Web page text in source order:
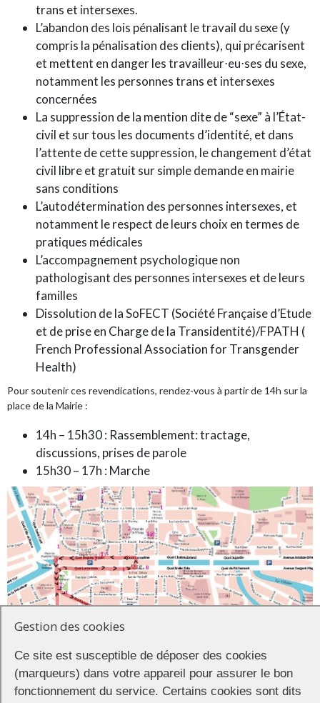
trans et intersexes.
L’abandon des lois pénalisant le travail du sexe (y
compris la pénalisation des clients), qui précarisent
et mettent en danger les travailleur⋅eu⋅ses du sexe,
notamment les personnes trans et intersexes
concernées
La suppression de la mention dite de “sexe” à l’État-
civil et sur tous les documents d’identité, ​et dans
l’attente de cette suppression, ​le changement d’état
civil libre et gratuit sur simple demande en mairie
sans conditions
L’autodétermination des personnes intersexes, et
notamment le respect de leurs choix en termes de
pratiques médicales
L’accompagnement psychologique non
pathologisant des personnes intersexes et de leurs
familles
Dissolution de la SoFECT (Société Française d’Etude
et de prise en Charge de la Transidentité)/FPATH (​
French Professional Association for Transgender
Health)
Pour soutenir ces revendications, rendez-vous à partir de 14h sur la
place de la Mairie :
14h – 15h30 : Rassemblement: tractage,
discussions, prises de parole
15h30 – 17h : Marche
Gestion des cookies
Ce site est susceptible de déposer des cookies
(marqueurs) dans votre appareil pour assurer le bon
fonctionnement du service. Certains cookies sont dits